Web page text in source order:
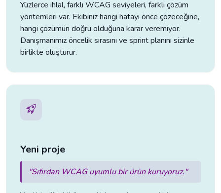
Yüzlerce ihlal, farklı WCAG seviyeleri, farklı çözüm
yöntemleri var. Ekibiniz hangi hatayı önce çözeceğine,
hangi çözümün doğru olduğuna karar veremiyor.
Danışmanımız öncelik sırasını ve sprint planını sizinle
birlikte oluşturur.
Yeni proje
"Sıfırdan WCAG uyumlu bir ürün kuruyoruz."